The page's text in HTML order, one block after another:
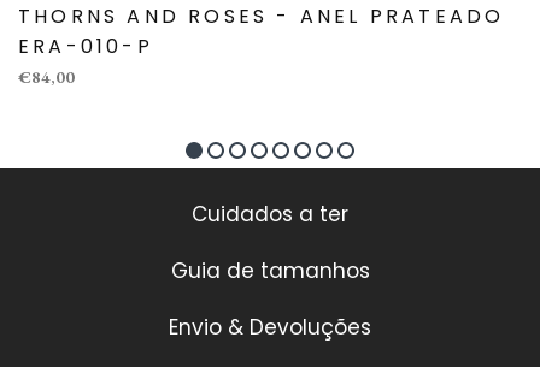
THORNS AND ROSES - ANEL PRATEADO
ERA-010-P
€84,00
Cuidados a ter
Guia de tamanhos
Envio & Devoluções